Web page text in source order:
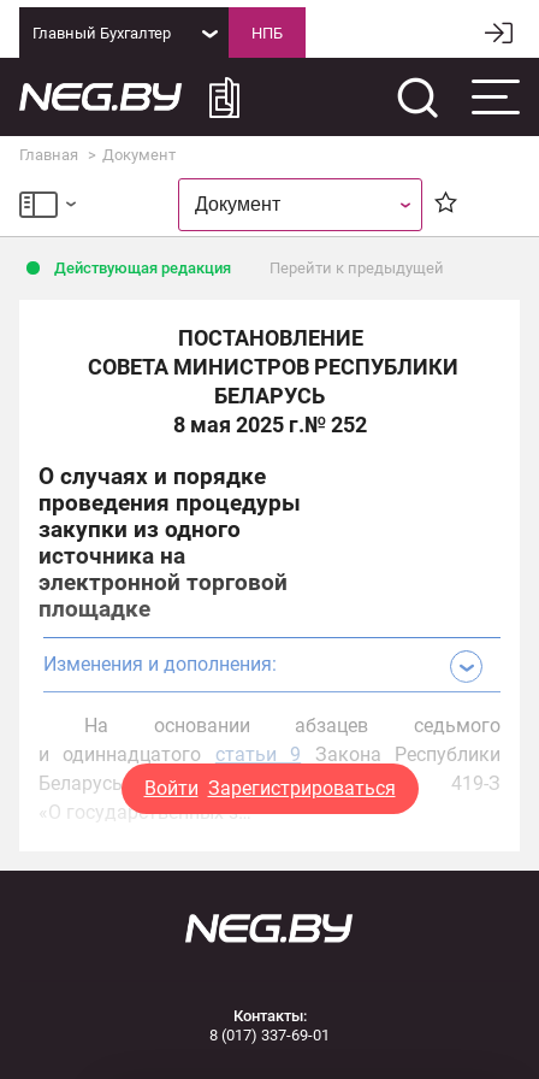
Главный Бухгалтер
Главная Документ
Действующая редакция Перейти к предыдущей
ПОСТАНОВЛЕНИЕ
СОВЕТА МИНИСТРОВ РЕСПУБЛИКИ
БЕЛАРУСЬ
8 мая 2025 г.№ 252
О случаях и порядке
проведения процедуры
закупки из одного
источника на
электронной торговой
площадке
Изменения и дополнения:
На основании абзацев седьмого
и одиннадцатого статьи 9 Закона Республики
Беларусь от 13 июля 2012 г. № 419-З
«О государственных з…
Войти Зарегистрироваться
Контакты:
8 (017) 337-69-01